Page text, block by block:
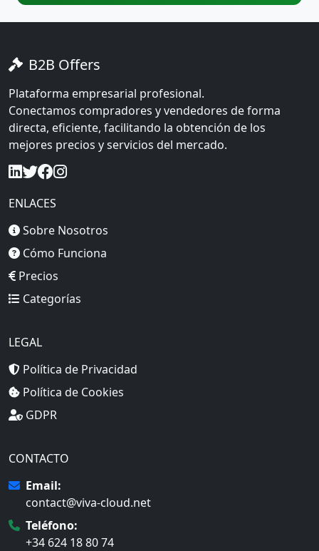
B2B Offers
Plataforma empresarial profesional.
Conectamos compradores y vendedores de forma
directa, eficiente, facilitando la obtención de los
mejores precios y servicios del mercado.
ENLACES
Sobre Nosotros
Cómo Funciona
Precios
Categorías
LEGAL
Política de Privacidad
Política de Cookies
GDPR
CONTACTO
Email:
contact@viva-cloud.net
Teléfono:
+34 624 18 80 74